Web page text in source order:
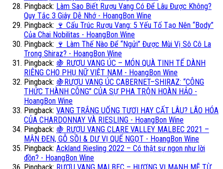
Pingback: Làm Sao Biết Rượu Vang Có Để Lâu Được Không?
Quy Tắc 3 Giây Dễ Nhớ - HoangBon Wine
Pingback: 🍷 Cấu Trúc Rượu Vang: 5 Yếu Tố Tạo Nên “Body”
Của Chai Nobilitas - HoangBon Wine
Pingback: 🍷 Làm Thế Nào Để “Ngửi” Được Mùi Vị Sô Cô La
Trong Shiraz? - HoangBon Wine
Pingback: 🍇 RƯỢU VANG ÚC – MÓN QUÀ TINH TẾ DÀNH
RIÊNG CHO PHỤ NỮ VIỆT NAM - HoangBon Wine
Pingback: 🍇RƯỢU VANG ÚC CABERNET–SHIRAZ: “CÔNG
THỨC THÀNH CÔNG” CỦA SỰ PHA TRỘN HOÀN HẢO -
HoangBon Wine
Pingback: VANG TRẮNG UỐNG TƯƠI HAY CẤT LÂU? LÃO HÓA
CỦA CHARDONNAY VÀ RIESLING - HoangBon Wine
Pingback: 🍇 RƯỢU VANG CLARE VALLEY MALBEC 2021 –
MẬN ĐEN, GỖ SỒI & DƯ VỊ QUẾ NGỌT - HoangBon Wine
Pingback: Ackland Riesling 2022 – Có thật sự ngon như lời
đồn? - HoangBon Wine